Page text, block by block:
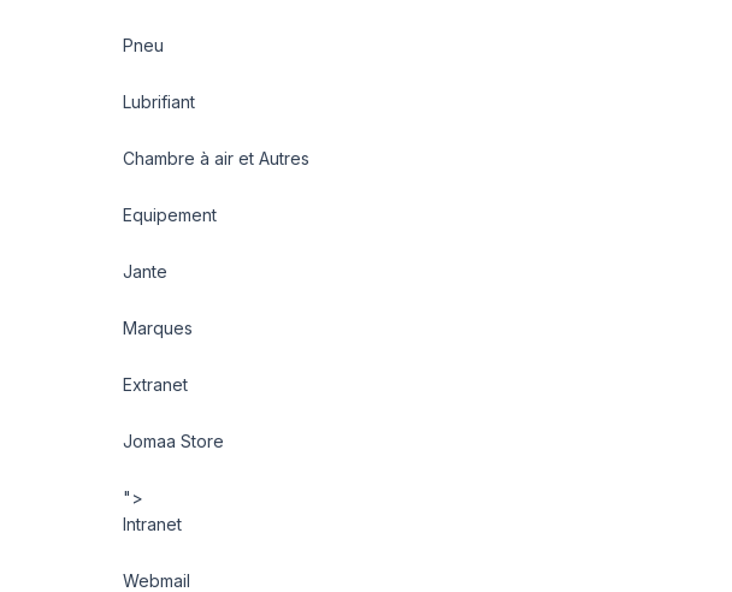
Pneu
Lubrifiant
Chambre à air et Autres
Equipement
Jante
Marques
Extranet
Jomaa Store
">
Intranet
Webmail